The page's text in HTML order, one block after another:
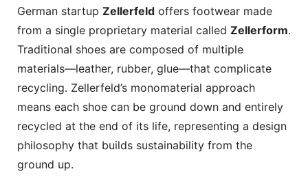
German startup Zellerfeld offers footwear made
from a single proprietary material called Zellerform.
Traditional shoes are composed of multiple
materials—leather, rubber, glue—that complicate
recycling. Zellerfeld’s monomaterial approach
means each shoe can be ground down and entirely
recycled at the end of its life, representing a design
philosophy that builds sustainability from the
ground up.